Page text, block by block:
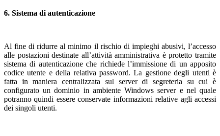
6. Sistema di autenticazione
Al fine di ridurre al minimo il rischio di impieghi abusivi, l’accesso
alle postazioni destinate all’attività amministrativa è protetto tramite
sistema di autenticazione che richiede l’immissione di un apposito
codice utente e della relativa password. La gestione degli utenti è
fatta in maniera centralizzata sul server di segreteria su cui è
configurato un dominio in ambiente Windows server e nel quale
potranno quindi essere conservate informazioni relative agli accessi
dei singoli utenti.